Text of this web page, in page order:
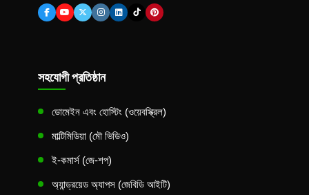
সহযোগী প্রতিষ্ঠান
ডোমেইন এবং হোস্টিং (ওয়েবস্ক্রিল)
মাল্টিমিডিয়া (মৌ ভিডিও)
ই-কমার্স (জে-শপ)
অ্যান্ড্রয়েড অ্যাপস (জেবিডি আইটি)